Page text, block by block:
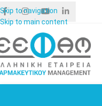
Skip to navigation
Skip to main content